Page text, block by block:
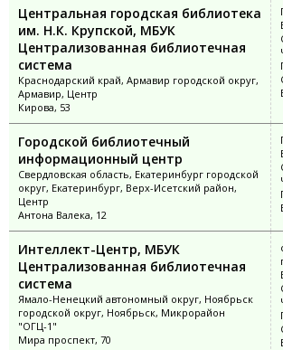
Центральная городская библиотека
им. Н.К. Крупской, МБУК
Централизованная библиотечная
система
Краснодарский край, Армавир городской округ,
Армавир, Центр
Кирова, 53
Городской библиотечный
информационный центр
Свердловская область, Екатеринбург городской
округ, Екатеринбург, Верх-Исетский район,
Центр
Антона Валека, 12
Интеллект-Центр, МБУК
Централизованная библиотечная
система
Ямало-Ненецкий автономный округ, Ноябрьск
городской округ, Ноябрьск, Микрорайон
"ОГЦ-1"
Мира проспект, 70